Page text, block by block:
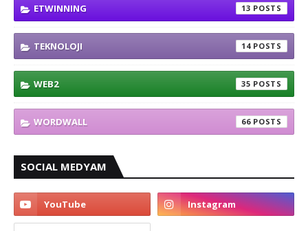
ETWINNING 13
TEKNOLOJI 14
WEB2 35
WORDWALL 66
SOCIAL MEDYAM